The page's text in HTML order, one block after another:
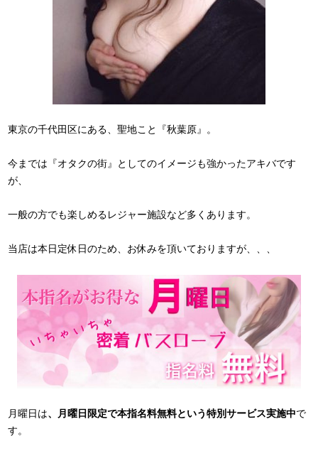
東京の千代田区にある、聖地こと『秋葉原』。
今までは『オタクの街』としてのイメージも強かったアキバです
が、
一般の方でも楽しめるレジャー施設など多くあります。
当店は本日定休日のため、お休みを頂いておりますが、、、
月曜日は、月曜日限定で本指名料無料という特別サービス実施中で
す。